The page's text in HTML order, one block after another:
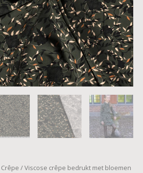
Crêpe / Viscose crêpe bedrukt met bloemen